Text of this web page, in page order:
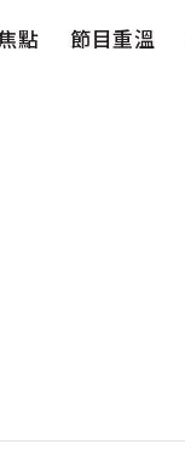
點 節目重溫
人串流平台